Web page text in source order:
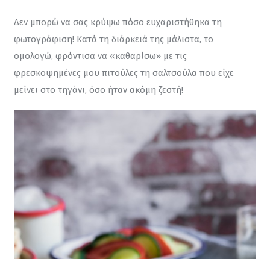
Δεν μπορώ να σας κρύψω πόσο ευχαριστήθηκα τη
φωτογράφιση! Κατά τη διάρκειά της μάλιστα, το
ομολογώ, φρόντισα να «καθαρίσω» με τις
φρεσκοψημένες μου πιτούλες τη σαλτσούλα που είχε
μείνει στο τηγάνι, όσο ήταν ακόμη ζεστή!